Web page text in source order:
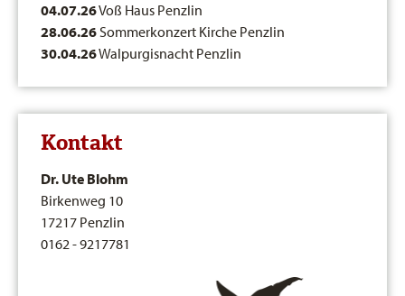
04.07.26Voß Haus Penzlin
28.06.26Sommerkonzert Kirche Penzlin
30.04.26Walpurgisnacht Penzlin
Kontakt
Dr. Ute Blohm
Birkenweg 10
17217 Penzlin
0162 - 9217781